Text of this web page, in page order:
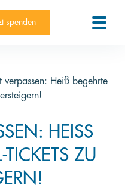
spenden
verpassen: Heiß begehrte
HEISS B
ZU E